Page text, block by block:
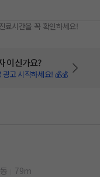
료시간을 꼭 확인하세요!
이신가요?
광고 시작하세요! 💰💰
79m